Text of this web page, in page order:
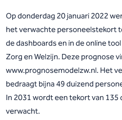
Op donderdag 20 januari 2022
het verwachte personeelstekort
de dashboards en in de online
Zorg en Welzijn. Deze prognose
www.prognosemodelzw.nl. Het
bedraagt bijna 49 duizend
In 2031 wordt een tekort van
verwacht.